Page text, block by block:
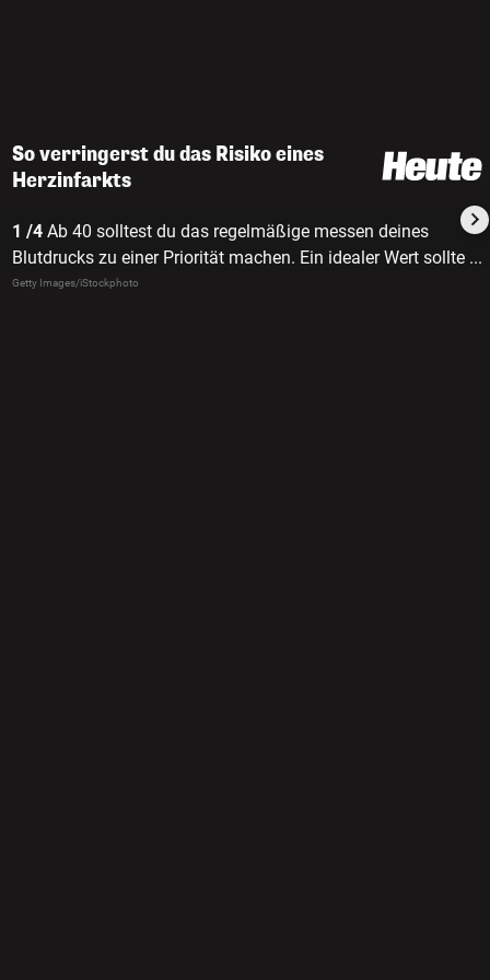
So verringerst du das Risiko eines
Herzinfarkts
1 /4 Ab 40 solltest du das regelmäßige messen deines
Blutdrucks zu einer Priorität machen. Ein idealer Wert sollte
bei 130/80 liegen.
...
Getty Images/iStockphoto